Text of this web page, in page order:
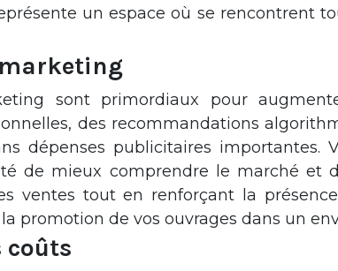
un espace où se rencontrent
sont primordiaux pour
des recommandations
dépenses publicitaires importantes.
de mieux comprendre le marché et
ventes tout en renforçant la
promotion de vos ouvrages dans un
coûts